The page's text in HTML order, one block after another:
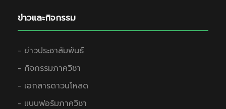
ข่าวและกิจกรรม
- ข่าวประชาสัมพันธ์
- กิจกรรมภาควิชา
- เอกสารดาวนโหลด
- แบบฟอร์มภาควิชา